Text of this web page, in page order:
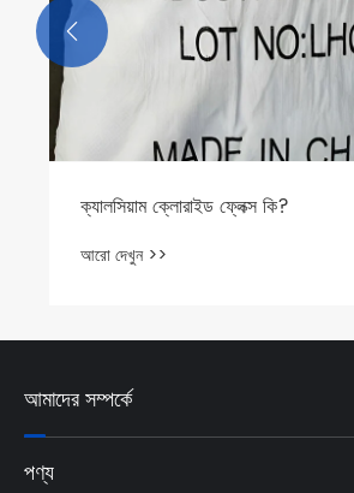
ক্যালসিয়াম ক্লোরাইড ফ্লেক্স কি?
আরো দেখুন >>

আমাদের সম্পর্কে
পণ্য